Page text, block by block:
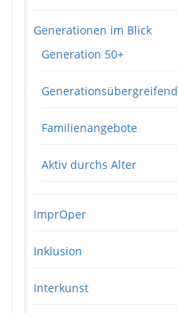
Generationen im Blick
Generation 50+
Generationsübergreifend
Familienangebote
Aktiv durchs Alter
ImprOper
Inklusion
Interkunst